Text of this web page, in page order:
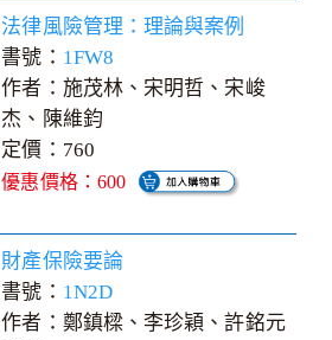
法律風險管理：理論與案例
書號： 1FW8
作者：施茂林、宋明哲、宋峻
杰、陳維鈞
定價：760
優惠價格：600
財產保險要論
書號： 1N2D
作者：鄭鎮樑、李珍穎、許銘元